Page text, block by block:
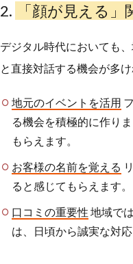
2. 「顔が見える
デジタル時代においても
と直接対話する機会が多
地元のイベントを活用
る機会を積極的に作り
もらえます。
お客様の名前を覚える
ると感じてもらえます
口コミの重要性 地域で
は、日頃から誠実な対